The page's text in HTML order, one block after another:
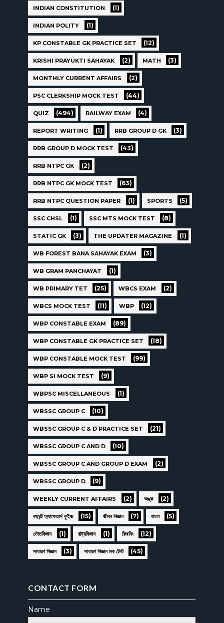
INDIAN CONSTITUTION (1)
INDIAN POLITY (1)
KP CONSTABLE GK PRACTICE SET (12)
KRISHI PRAYUKTI SAHAYAK (2) MATH (3)
MONTHLY CURRENT AFFAIRS (2)
PSC CLERKSHIP MOCK TEST (44)
QUIZ (494) RAILWAY EXAM (4)
REPORT WRITING (1) RRB GROUP D GK (3)
RRB GROUP D MOCK TEST (43)
RRB NTPC GK (2)
RRB NTPC GK MOCK TEST (63)
RRB NTPC QUESTION PAPER (1) SPORTS (5)
SSC CHSL (1) SSC MTS MOCK TEST (8)
STATIC GK (3) THE UPDATER MAGAZINE (1)
WB FOREST BANA SAHAYAK EXAM (3)
WB GRAM PANCHAYAT (1)
WB PRIMARY TET (25) WBCS EXAM (2)
WBCS MOCK TEST (11) WBP (12)
WBP CONSTABLE EXAM (89)
WBP CONSTABLE GK PRACTICE SET (18)
WBP CONSTABLE MOCK TEST (99)
WBP SI MOCK TEST (9)
WBPSC MISCELLANEOUS (1)
WBSSC GROUP C (10)
WBSSC GROUP C & D PRACTICE SET (21)
WBSSC GROUP C AND D (10)
WBSSC GROUP C AND GROUP D EXAM (2)
WBSSC GROUP D (9)
WEEKLY CURRENT AFFAIRS (2) অঙ্ক (2)
কারেন্ট অ্যাফেয়ার্স কুইজ (15) জীবন বিজ্ঞান (7) বাংলা (5)
ভৌতবিজ্ঞান (1) রাষ্ট্রবিজ্ঞান (1) রিজনিং (12)
সাধারণ বিজ্ঞান (3) সাধারণ বিজ্ঞান মক টেস্ট (45)
CONTACT FORM
Name